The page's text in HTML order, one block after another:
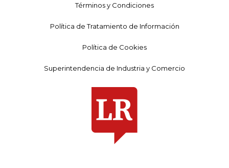
Términos y Condiciones
Política de Tratamiento de Información
Política de Cookies
Superintendencia de Industria y Comercio